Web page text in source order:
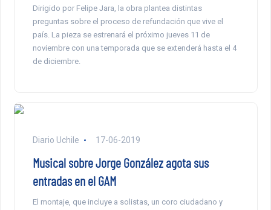
Dirigido por Felipe Jara, la obra plantea distintas
preguntas sobre el proceso de refundación que vive el
país. La pieza se estrenará el próximo jueves 11 de
noviembre con una temporada que se extenderá hasta el 4
de diciembre.
Diario Uchile 17-06-2019
Musical sobre Jorge González agota sus
entradas en el GAM
El montaje, que incluye a solistas, un coro ciudadano y